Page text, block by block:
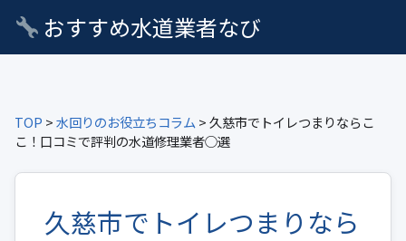
おすすめ水道業者なび
TOP >水回りのお役立ちコラム > 久慈市でトイレつまりならこ
こ！口コミで評判の水道修理業者○選
久慈市でトイレつまりなら